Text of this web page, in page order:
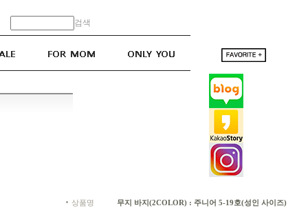
검색
상품명 무지 바지(2COLOR) : 주니어 5-19호(성인 사이즈)